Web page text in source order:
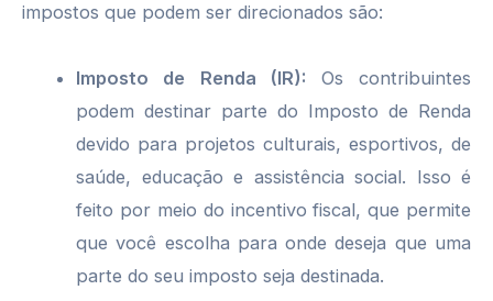
impostos que podem ser direcionados são:
Imposto de Renda (IR): Os contribuintes
podem destinar parte do Imposto de Renda
devido para projetos culturais, esportivos, de
saúde, educação e assistência social. Isso é
feito por meio do incentivo fiscal, que permite
que você escolha para onde deseja que uma
parte do seu imposto seja destinada.